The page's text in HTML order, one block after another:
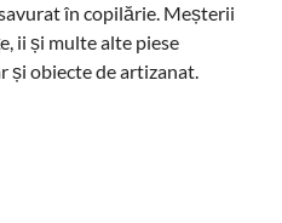
în copilărie. Meșterii
ii și multe alte piese
și obiecte de artizanat.